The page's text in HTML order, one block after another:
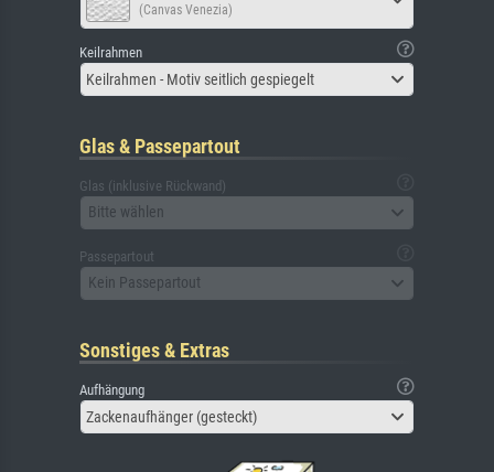
(Canvas Venezia)
Keilrahmen
Keilrahmen - Motiv seitlich gespiegelt
Glas & Passepartout
Glas (inklusive Rückwand)
Bitte wählen
Passepartout
Kein Passepartout
Sonstiges & Extras
Aufhängung
Zackenaufhänger (gesteckt)